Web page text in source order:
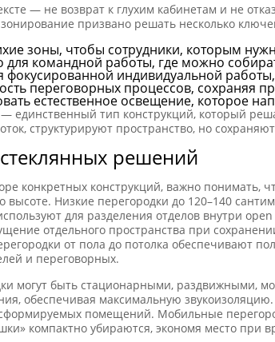
— не возврат к глухим кабинетам и не
призвано решать несколько
зоны, чтобы сотрудники, которым
для командной работы, где можно
фокусированной индивидуальной
переговорных процессов, сохраняя
естественное освещение, которое
единственный тип конструкций, который
структурируют пространство, но
решений
конкретных конструкций, важно
высоте. Низкие перегородки до 120–140
для разделения отделов внутри
отдельного пространства при
от пола до потолка обеспечивают
и переговорных.
могут быть стационарными, раздвижными,
обеспечивая максимальную
помещений. Мобильные
компактно убираются, экономя место при